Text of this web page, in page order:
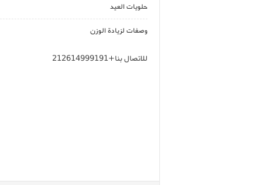
حلويات العيد
وصفات لزيادة الوزن
للاتصال بنا+212614999191